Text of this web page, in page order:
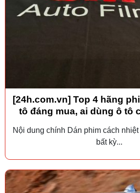
[24h.com.vn] Top 4 hãng
tô đáng mua, ai dùng ô tô
Nội dung chính Dán phim cách
bất kỳ...